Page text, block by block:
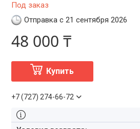
Под заказ
Отправка с 21 сентября 2026
48 000 ₸
Купить
+7 (727) 274-66-72